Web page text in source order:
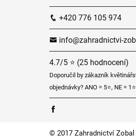
+420 776 105 974
info@zahradnictvi-
4.7/5 ⭐ (25 hodnocení)
Doporučil by zákazník
objednávky? ANO = 5⭐, NE = 1⭐
© 2017 Zahradnictví